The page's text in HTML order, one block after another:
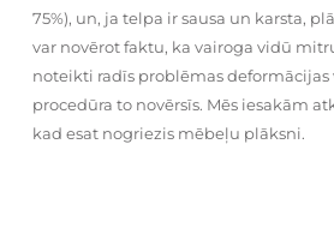
75%), un, ja telpa ir sausa un karsta,
var novērot faktu, ka vairoga vidū
noteikti radīs problēmas deformācijas
procedūra to novērsīs. Mēs iesakām
kad esat nogriezis mēbeļu plāksni.